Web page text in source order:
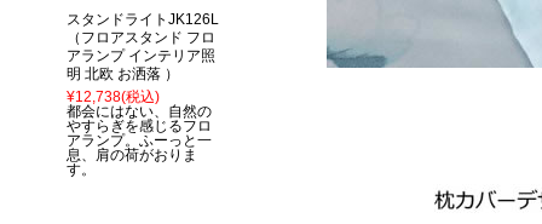
スタンドライトJK126L
（フロアスタンド フロ
アランプ インテリア照
明 北欧 お洒落 ）
¥12,738(税込)
都会にはない、自然の
やすらぎを感じるフロ
アランプ。ふーっと一
息、肩の荷がおりま
す。